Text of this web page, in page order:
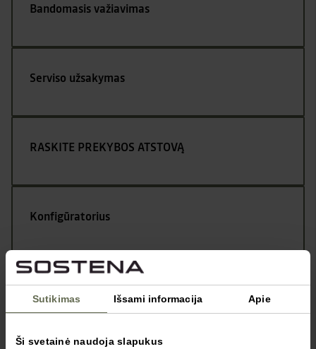
Sutikimas Išsami informacija Apie
Ši svetainė naudoja slapukus
Bandomasis važiavimas
Serviso užsakymas
RASKITE PREKYBOS ATSTOVĄ
Konfigūratorius
Kontaktai